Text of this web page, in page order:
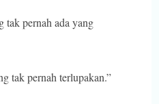
tak pernah ada yang
tak pernah terlupakan.”